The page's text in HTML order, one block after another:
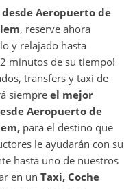
Aeropuerto de
, reserve ahora
y relajado hasta
minutos de su tiempo!
transfers y taxi de
siempre el mejor
Aeropuerto de
, para el destino que
le ayudarán con su
hasta uno de nuestros
en un Taxi, Coche